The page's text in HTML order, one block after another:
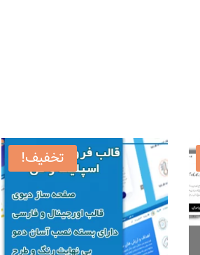
تخفیف!